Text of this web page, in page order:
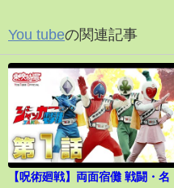
You tubeの関連記事
【呪術廻戦】両面宿儺 戦闘・名